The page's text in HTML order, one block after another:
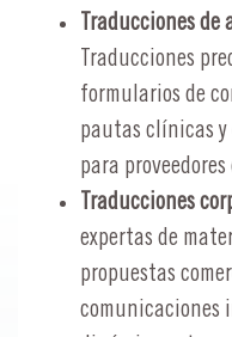
Traducciones
Traducciones
formularios de
pautas clínicas
para
Traducciones
expertas de
propuestas
comunicaciones